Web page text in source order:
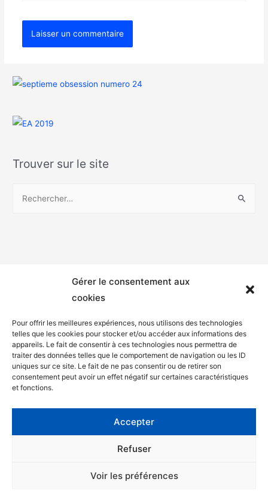
Gérer le consentement aux
cookies
Pour offrir les meilleures expériences, nous utilisons des technologies
telles que les cookies pour stocker et/ou accéder aux informations des
appareils. Le fait de consentir à ces technologies nous permettra de
traiter des données telles que le comportement de navigation ou les ID
uniques sur ce site. Le fait de ne pas consentir ou de retirer son
consentement peut avoir un effet négatif sur certaines caractéristiques
et fonctions.
Accepter
Refuser
Voir les préférences
Trouver sur le site
Mentions légales
Politique de confidentialité